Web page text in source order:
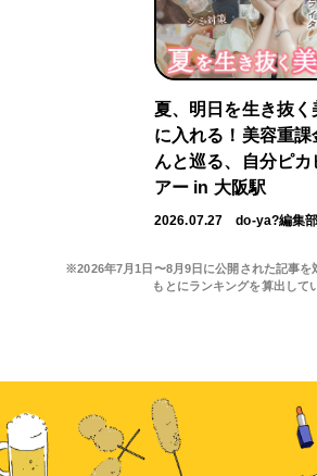
夏、明日を生き抜く
に入れる！美容重課
んと巡る、自分ピカ
アー in 大阪駅
2026.07.27 do-ya?編集部
※2026年7月1日〜8月9日に公開された記事を
もとにランキングを算出して